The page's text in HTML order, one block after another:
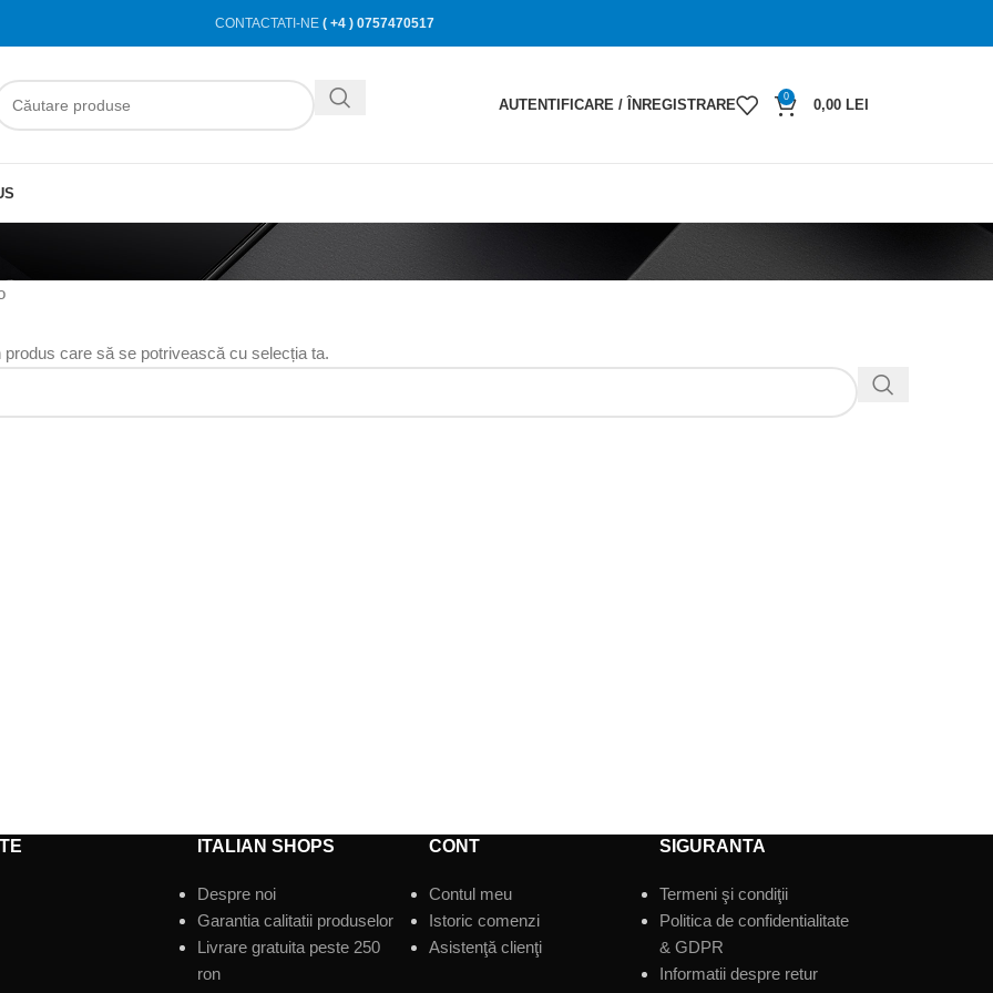
CONTACTATI-NE ( +4 ) 0757470517
AUTENTIFICARE / ÎNREGISTRARE
0
0,00 LEI
produs care să se potrivească cu selecția ta.
ITALIAN SHOPS
Despre noi
Garantia calitatii produselor
Livrare gratuita peste 250
ron
CONT
Contul meu
Istoric comenzi
Asistenţă clienţi
SIGURANTA
Termeni şi condiţii
Politica de confidentialitate
& GDPR
Informatii despre retur